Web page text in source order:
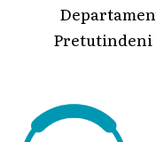
Pretutindeni